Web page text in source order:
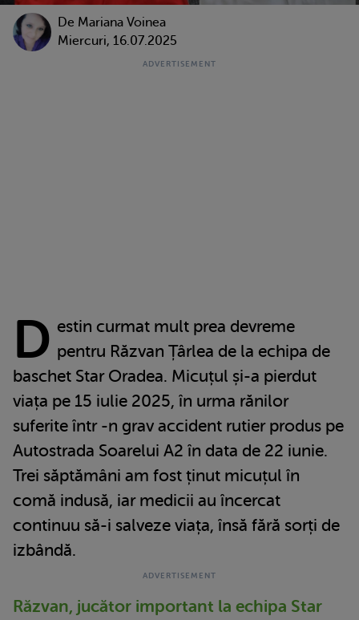
De Mariana Voinea
Miercuri, 16.07.2025
D estin curmat mult prea devreme
pentru Răzvan Țârlea de la echipa de
baschet Star Oradea. Micuțul și-a pierdut
viața pe 15 iulie 2025, în urma rănilor
suferite într -n grav accident rutier produs pe
Autostrada Soarelui A2 în data de 22 iunie.
Trei săptămâni am fost ținut micuțul în
comă indusă, iar medicii au încercat
continuu să-i salveze viața, însă fără sorți de
izbândă.
Răzvan, jucător important la echipa Star